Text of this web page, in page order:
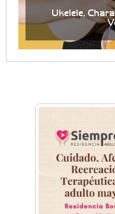
Ukelele,